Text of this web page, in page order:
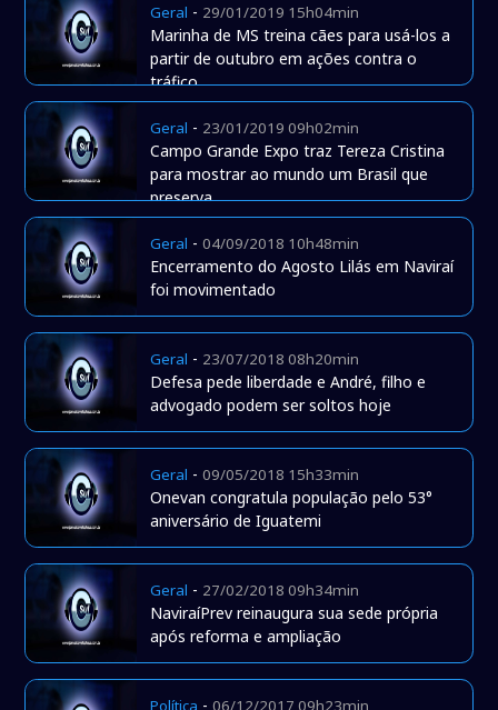
Geral - 29/01/2019 15h04min
Marinha de MS treina cães para usá-los a
partir de outubro em ações contra o
tráfico
Geral - 23/01/2019 09h02min
Campo Grande Expo traz Tereza Cristina
para mostrar ao mundo um Brasil que
preserva
Geral -04/09/2018 10h48min
Encerramento do Agosto Lilás em Naviraí
foi movimentado
Geral - 23/07/2018 08h20min
Defesa pede liberdade e André, filho e
advogado podem ser soltos hoje
Geral -09/05/2018 15h33min
Onevan congratula população pelo 53°
aniversário de Iguatemi
Geral - 27/02/2018 09h34min
NaviraíPrev reinaugura sua sede própria
após reforma e ampliação
-